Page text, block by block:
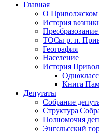
Главная
О Приволжском
История
ТОСы р. п.
География
Население
История
Книга
Депутаты
Собрание
Структура
Полномочия
Энгельсский